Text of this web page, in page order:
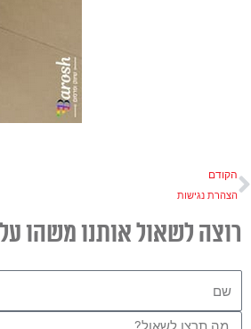
קודם
הקודם
הצהרת נגישות
רוצה לשאול אותנו משהו
הודעה